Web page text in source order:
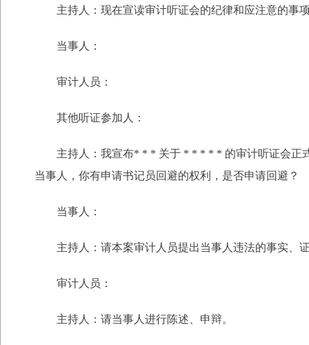
主持人：现在宣读审计听证会的纪律和应注意的事
当事人：
审计人员：
其他听证参加人：
主持人：我宣布* * * 关于 * * * * * 的审计听证会正式
当事人，你有申请书记员回避的权利，是否申请回避？
当事人：
主持人：请本案审计人员提出当事人违法的事实、
审计人员：
主持人：请当事人进行陈述、申辩。